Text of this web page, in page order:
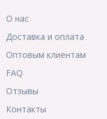
О нас
Доставка и оплата
Оптовым клиентам
FAQ
Отзывы
Контакты